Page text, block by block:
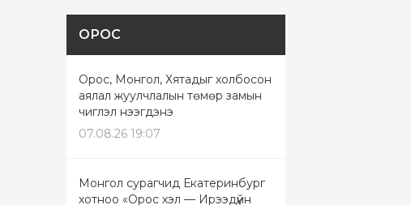
ОРОС
Орос, Монгол, Хятадыг холбосон
аялал жуулчлалын төмөр замын
чиглэл нээгдэнэ
07.08.26 19:07
Монгол сурагчид Екатеринбург
хотноо «Орос хэл — Ирээдүйн